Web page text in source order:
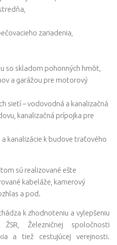
zariadenia,
so skladom pohonných hmôt,
a garážou pre motorový
sietí – vodovodná a kanalizačná
kanalizačná prípojka pre
kanalizácie k budove traťového
sú realizované ešte
kabeláže, kamerový
a pod.
k zhodnoteniu a vylepšeniu
Železničnej spoločnosti
a tiež cestujúcej verejnosti.